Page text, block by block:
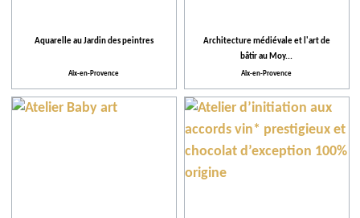
Aquarelle au Jardin des peintres
Aix-en-Provence
Architecture médiévale et l'art de
bâtir au Moy...
Aix-en-Provence